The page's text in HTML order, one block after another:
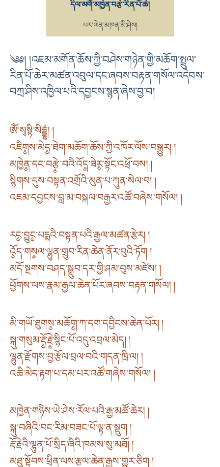
དིལ་མགོ་མཁྱེན་བརྩེ་རིན་པོ་ཆེ།
པར་ལེན་མཁན་མི་ཤེས།
༄༅། །འཇམ་མགོན་ཆོས་ཀྱི་བཤེས་གཉེན་གྱི་མཆོག་སྤྲུལ་
རིན་པོ་ཆེར་མཚན་འབུལ་དང་ཞབས་བརྟན་གསོལ་འདེབས་
བཀྲ་ཤིས་འཁྱིལ་པའི་དབྱངས་སྙན་ཞེས་བྱ་བ།
ཨོཾ་སྭསྟི་སིདྡྷཾ། །
འཇིག༵ས་མེད༵་ཐེག་མཆོག་ཆོས་ཀྱི་འཁོར་ལོས་བསྒྱུར། །
མཁྱེན༵་དང་བརྩེ༵་བའི་འོད༵་ཟེར༵་སྟོང་འཕྲོ་བས། །
སྙིགས་དུས་བསྟན་འགྲོའི་མུན་པ་ཀུན་སེལ་བ། །
འཇམ་དབྱངས་བླ་མ་བསྐལ་བརྒྱར་འཚོ་བཞེས་གསོལ། །
རང༵་བྱུང༵་པདྨའི་བསྟན་པའི་རྒྱལ་མཚན་རྩེར། །
འོ༵ད་གས༵ལ་ལྷུན་གྲུབ་རིན་ཆེན་ནོར་བུའི་ཏོག །
མདོ་སྔགས་བཤད་སྒྲུབ་དར་གྱི་ཤམ་བུས་མཛེས། །
ཕྱོགས་ལས་རྣམ་རྒྱལ་ཆེན་པོར་ཞབས་བརྟན་གསོལ། །
མི་གཡོ་ཐུགས༵་མཆོག༵་ཀ་དག་དབྱིངས་ཆེན་པོར། །
སྐུ་གསུམ་རྡོ༵་རྗེ༵་སྙིང་པོ་འདུ་འབྲལ་མེད། །
ལྷུན་རྫོགས་བྱ་རྩོལ་བྲལ་བའི་གདན་ཁྲི་ལ། །
འཆི་མེད་རྟག་པ་དམ་པར་འཚོ་གཞེས་གསོལ། །
མཁྱེན་གཉིས་ཡེ་ཤེས་རོལ་པའི་རྒྱ་མཚོ་ཆེར། །
སྐུ་བཞིའི་བང་རིམ་བཟང་པོ་ལྟ་ན་སྡུག །
རྡོ་རྗེའི་ལྷུན་པོ་སྲིད་ཞིའི་ཁམས་སུ་མཐོ། །
མཐུ་སྟོབས་ཕྲིན་ལས་རྩལ་ཆེན་རྒྱས་གྱུར་ཅིག །